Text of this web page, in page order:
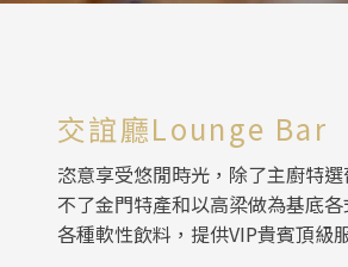
交誼廳Lounge Bar
恣意享受悠閒時光，除了主廚特
不了金門特產和以高梁做為基底
各種軟性飲料，提供VIP貴賓頂級